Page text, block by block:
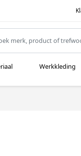
Werkkleding